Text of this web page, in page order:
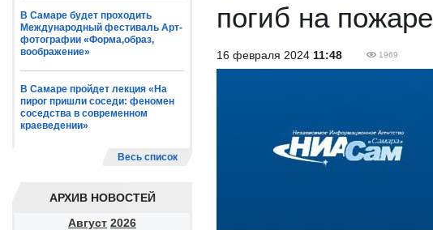
В Самаре будет проходить
Международный фестиваль Арт-
фотографии «Форма,образ,
воображение»
В Самаре пройдет лекция «На
пирог пришли соседи: феномен
соседства в современном
краеведении»
Весь список
АРХИВ НОВОСТЕЙ
Август 2026
погиб на пожаре
16 февраля 2024 11:48 1969